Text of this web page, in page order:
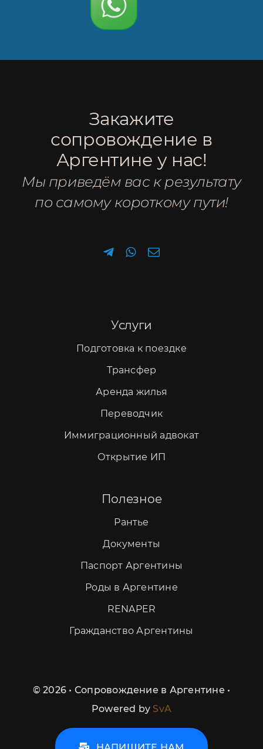
Закажите
сопровождение в
Аргентине у нас!
Мы приведём вас к результату
по самому короткому пути!
Услуги
Подготовка к поездке
Трансфер
Аренда жилья
Переводчик
Иммиграционный адвокат
Открытие ИП
Полезное
Рантье
Документы
Паспорт Аргентины
Роды в Аргентине
RENAPER
Гражданство Аргентины
©2026 • Сопровождение в Аргентине •
Powered by SvA